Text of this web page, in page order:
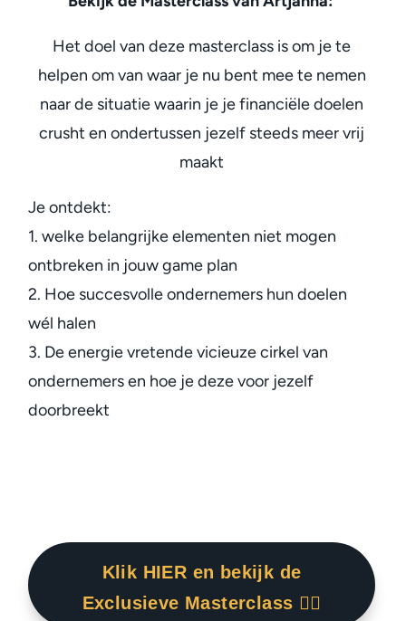
Het doel van deze masterclass is om je te
helpen om van waar je nu bent mee te nemen
naar de situatie waarin je je financiële doelen
crusht en ondertussen jezelf steeds meer vrij
maakt
Je ontdekt:
1. welke belangrijke elementen niet mogen
ontbreken in jouw game plan
2. Hoe succesvolle ondernemers hun doelen
wél halen
3. De energie vretende vicieuze cirkel van
ondernemers en hoe je deze voor jezelf
doorbreekt
Klik HIER en bekijk de
Exclusieve Masterclass 👇🏾